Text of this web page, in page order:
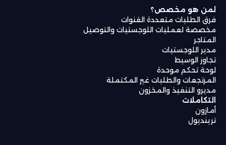
لمن هو مخصص؟
فرق الطلبات متعددة القنوات
مخصصة لعمليات اللوجستيات والتوصيل
المتاجر
مدير اللوجستيات
تجاوز الوسيط
لوحة تحكم موحدة
المرتجعات والطلبات غير المكتملة
مديرو التنفيذ والمخزون
التكاملات
أمازون
ترينديول